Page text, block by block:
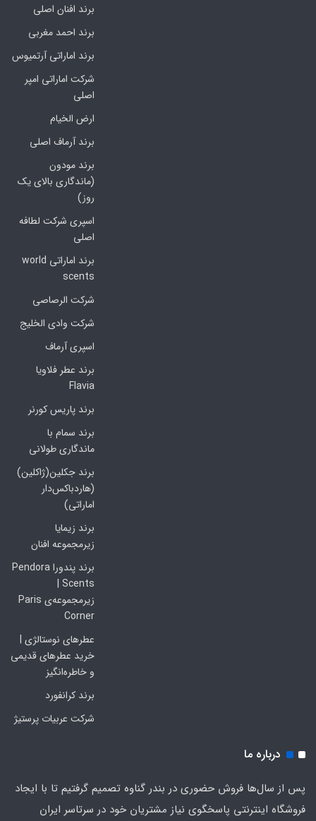
برند افنان اصلی
برند احمد مغربی
برند اماراتی آرتمیوس
شرکت اماراتی امپر
اصلی
ارض الخیام
برند آرماف اصلی
برند مودون
(ماندگاری بالای یک
روز)
اسپری شرکت لطافه
اصلی
برند اماراتی world
scents
شرکت الرصاصی
شرکت وادی الخلیج
اسپری آرماف
برند عطر فلاویا
Flavia
برند پاریس کورنر
برند سمام با
ماندگاری طولانی
برند جکلین(ژاکلین)
(هاردباکس‌دار
اماراتی)
برند زیمایا
زیرمجموعه افنان
برند پندورا Pendora
Scents |
زیرمجموعه‌ی Paris
Corner
عطرهای نوستالژی |
خرید عطرهای قدیمی
و خاطره‌انگیز
برند کرانفورد
شرکت عربیات پرستیژ
درباره ما
پس از سال‌ها فروش حضوری در بندر گناوه تصمیم گرفتیم تا با ایجاد
فروشگاه اینترنتی پاسخگوی نیاز مشتریان خود در سرتاسر ایران